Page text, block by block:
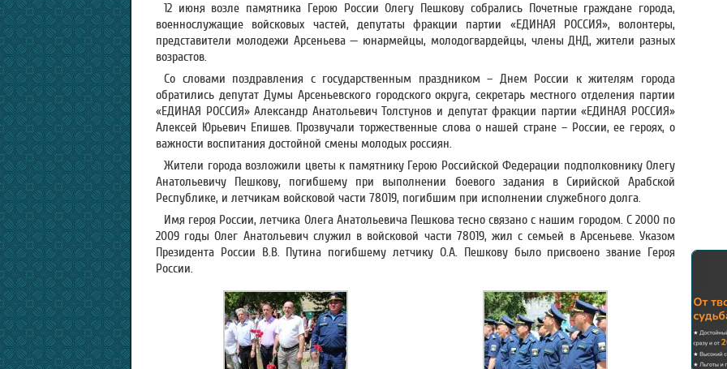
12 июня возле памятника Герою России Олегу Пешкову собрались Почетные граждане города,
военнослужащие войсковых частей, депутаты фракции партии «ЕДИНАЯ РОССИЯ», волонтеры,
представители молодежи Арсеньева — юнармейцы, молодогвардейцы, члены ДНД, жители разных
возрастов.
Со словами поздравления с государственным праздником – Днем России к жителям города
обратились депутат Думы Арсеньевского городского округа, секретарь местного отделения партии
«ЕДИНАЯ РОССИЯ» Александр Анатольевич Толстунов и депутат фракции партии «ЕДИНАЯ РОССИЯ»
Алексей Юрьевич Епишев. Прозвучали торжественные слова о нашей стране – России, ее героях, о
важности воспитания достойной смены молодых россиян.
Жители города возложили цветы к памятнику Герою Российской Федерации подполковнику Олегу
Анатольевичу Пешкову, погибшему при выполнении боевого задания в Сирийской Арабской
Республике, и летчикам войсковой части 78019, погибшим при исполнении служебного долга.
Имя героя России, летчика Олега Анатольевича Пешкова тесно связано с нашим городом. С 2000 по
2009 годы Олег Анатольевич служил в войсковой части 78019, жил с семьей в Арсеньеве. Указом
Президента России В.В. Путина погибшему летчику О.А. Пешкову было присвоено звание Героя
России.